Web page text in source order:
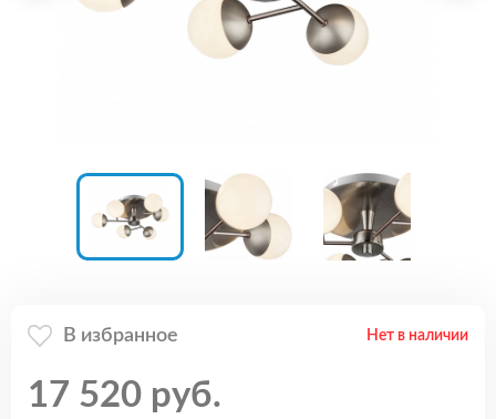
В избранное Нет в наличии
17 520 руб.